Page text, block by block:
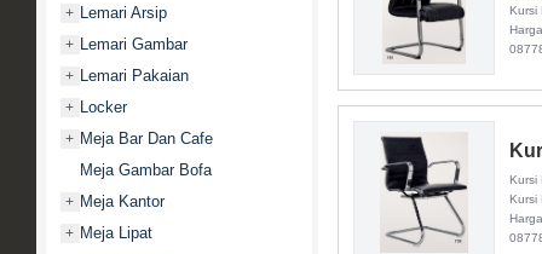
+ Lemari Arsip
+ Lemari Gambar
+ Lemari Pakaian
+ Locker
+ Meja Bar Dan Cafe
Meja Gambar Bofa
+ Meja Kantor
+ Meja Lipat